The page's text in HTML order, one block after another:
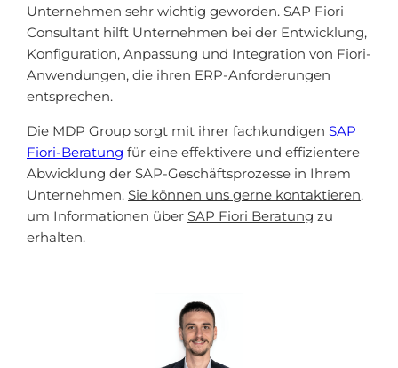
Unternehmen sehr wichtig geworden. SAP Fiori
Consultant hilft Unternehmen bei der Entwicklung,
Konfiguration, Anpassung und Integration von Fiori-
Anwendungen, die ihren ERP-Anforderungen
entsprechen.
Die MDP Group sorgt mit ihrer fachkundigen SAP
Fiori-Beratung für eine effektivere und effizientere
Abwicklung der SAP-Geschäftsprozesse in Ihrem
Unternehmen. Sie können uns gerne kontaktieren,
um Informationen über SAP Fiori Beratung zu
erhalten.